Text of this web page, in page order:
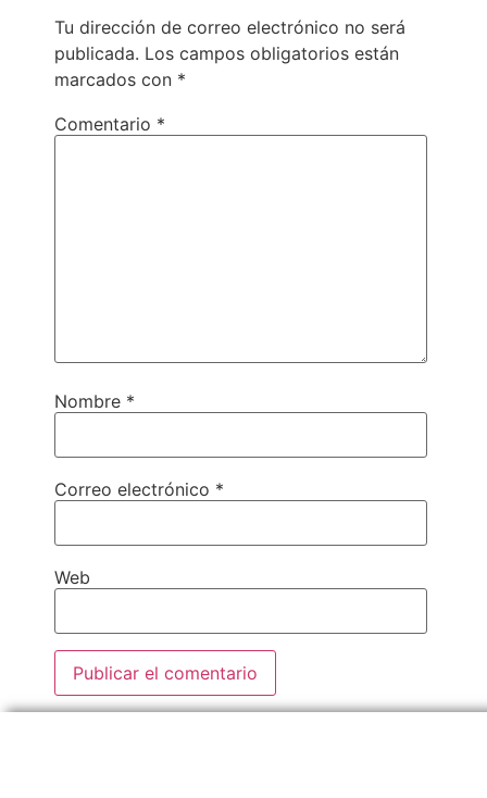
Tu dirección de correo electrónico no será
publicada. Los campos obligatorios están
marcados con *
Comentario *
Nombre *
Correo electrónico *
Web